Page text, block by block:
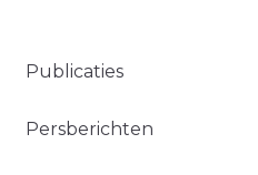
Publicaties
Persberichten